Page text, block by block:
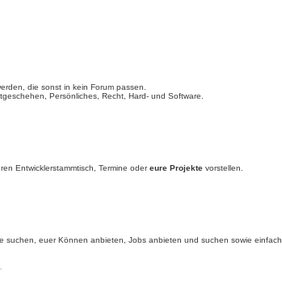
die sonst in kein Forum passen.
Persönliches, Recht, Hard- und Software.
Entwicklerstammtisch, Termine odereure Projekte vorstellen.
suchen, euer Können anbieten, Jobs anbieten und suchen sowie einfach